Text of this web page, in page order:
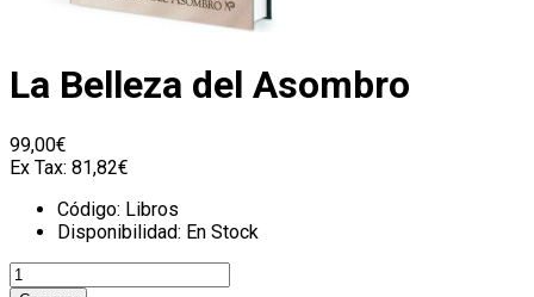
La Belleza del Asombro
99,00€
Ex Tax: 81,82€
Código: Libros
Disponibilidad: En Stock